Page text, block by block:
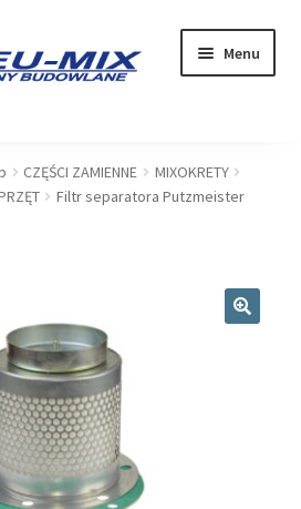
Menu
CZĘŚCI ZAMIENNE
MIXOKRETY
Filtr separatora Putzmeister